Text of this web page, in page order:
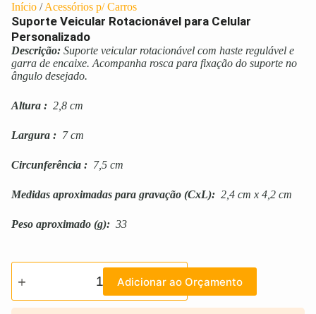
Início /Acessórios p/ Carros
Suporte Veicular Rotacionável para Celular
Personalizado
Descrição: Suporte veicular rotacionável com haste regulável e
garra de encaixe. Acompanha rosca para fixação do suporte no
ângulo desejado.
Altura : 2,8 cm
Largura : 7 cm
Circunferência : 7,5 cm
Medidas aproximadas para gravação (CxL): 2,4 cm x 4,2 cm
Peso aproximado (g): 33
Adicionar ao Orçamento